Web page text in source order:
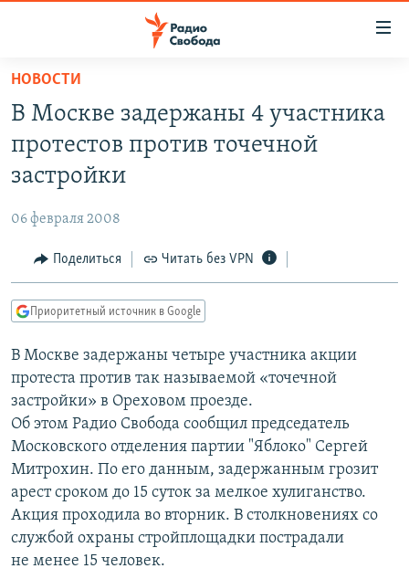
упрощенного
доступа
основному
Вернутся
Вернутся
поиску
АВТОРСКИЕ ПРОЕКТЫ
МНЕНИЯ
КУЛЬТУРА
КАВКАЗ.РЕАЛИИ
СЕВЕР.РЕАЛИИ
СИБИРЬ.РЕАЛИИ
РАСПИСАНИЕ ВЕЩАНИЯ
ПОДПИШИТЕСЬ НА РАССЫЛКУ
СОЦИАЛЬНЫЕ СЕТИ
НОВОСТИ
В Москве задержаны 4 участника
протестов против точечной
застройки
06 февраля 2008
Поделиться Читать без VPN
Приоритетный источник в Google
В Москве задержаны четыре участника акции
протеста против так называемой «точечной
застройки» в Ореховом проезде.
Об этом Радио Свобода сообщил председатель
Московского отделения партии "Яблоко" Сергей
Митрохин. По его данным, задержанным грозит
арест сроком до 15 суток за мелкое хулиганство.
Акция проходила во вторник. В столкновениях со
службой охраны стройплощадки пострадали
не менее 15 человек.